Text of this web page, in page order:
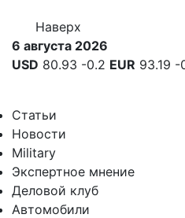
Наверх
6 августа 2026
USD 80.93 -0.2 EUR 93.19 -
Статьи
Новости
Military
Экспертное мнение
Деловой клуб
Автомобили